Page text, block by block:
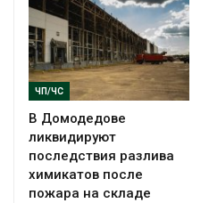
ЧП/ЧС
В Домодедове
ликвидируют
последствия разлива
химикатов после
пожара на складе